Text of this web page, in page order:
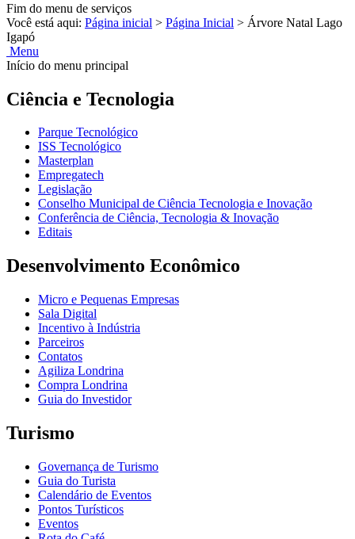
Fim do menu de serviços
Você está aqui: Página inicial > Página Inicial > Árvore Natal Lago
Igapó
Menu
Início do menu principal
Ciência e Tecnologia
Parque Tecnológico
ISS Tecnológico
Masterplan
Empregatech
Legislação
Conselho Municipal de Ciência Tecnologia e Inovação
Conferência de Ciência, Tecnologia & Inovação
Editais
Desenvolvimento Econômico
Micro e Pequenas Empresas
Sala Digital
Incentivo à Indústria
Parceiros
Contatos
Agiliza Londrina
Compra Londrina
Guia do Investidor
Turismo
Governança de Turismo
Guia do Turista
Calendário de Eventos
Pontos Turísticos
Eventos